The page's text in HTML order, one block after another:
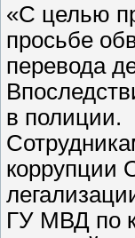
«С целью
просьбе
перевода
в полиции.
коррупции
ГУ МВД по